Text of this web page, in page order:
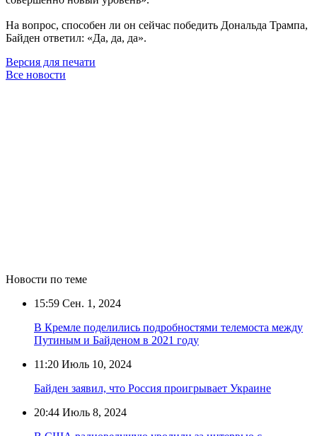
На вопрос, способен ли он сейчас победить Дональда Трампа,
Байден ответил: «Да, да, да».
Версия для печати
Все новости
Новости по теме
15:59 Сен. 1, 2024
В Кремле поделились подробностями телемоста между
Путиным и Байденом в 2021 году
11:20 Июль 10, 2024
Байден заявил, что Россия проигрывает Украине
20:44 Июль 8, 2024